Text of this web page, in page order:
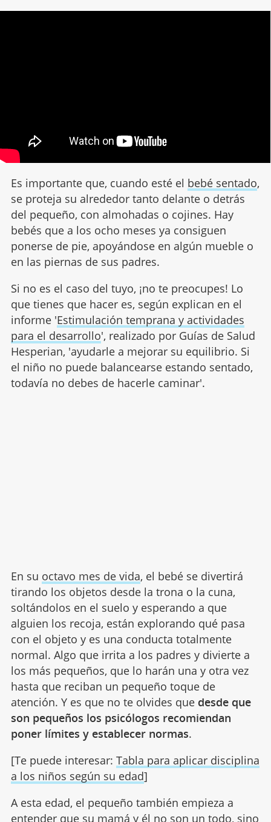
Es importante que, cuando esté el bebé sentado,
se proteja su alrededor tanto delante o detrás
del pequeño, con almohadas o cojines. Hay
bebés que a los ocho meses ya consiguen
ponerse de pie, apoyándose en algún mueble o
en las piernas de sus padres.
Si no es el caso del tuyo, ¡no te preocupes! Lo
que tienes que hacer es, según explican en el
informe 'Estimulación temprana y actividades
para el desarrollo', realizado por Guías de Salud
Hesperian, 'ayudarle a mejorar su equilibrio. Si
el niño no puede balancearse estando sentado,
todavía no debes de hacerle caminar'.
En su octavo mes de vida, el bebé se divertirá
tirando los objetos desde la trona o la cuna,
soltándolos en el suelo y esperando a que
alguien los recoja, están explorando qué pasa
con el objeto y es una conducta totalmente
normal. Algo que irrita a los padres y divierte a
los más pequeños, que lo harán una y otra vez
hasta que reciban un pequeño toque de
atención. Y es que no te olvides que desde que
son pequeños los psicólogos recomiendan
poner límites y establecer normas.
[Te puede interesar: Tabla para aplicar disciplina
a los niños según su edad]
A esta edad, el pequeño también empieza a
entender que su mamá y él no son un todo, sino